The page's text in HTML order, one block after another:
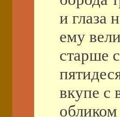
и глаза
ему
старше
вкупе с